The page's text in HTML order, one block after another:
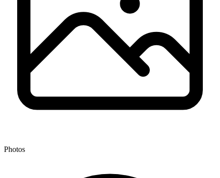
Photos